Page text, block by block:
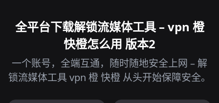
全平台下载解锁流媒体工具 – vpn 橙
快橙怎么用 版本2
一个账号，全端互通，随时随地安全上网 – 解
锁流媒体工具 vpn 橙 快橙 从头开始保障安全。